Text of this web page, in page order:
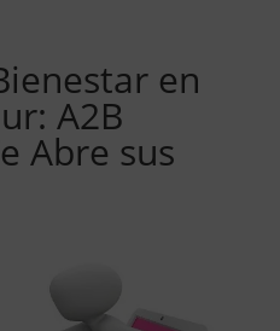
en
A2B
Abre sus